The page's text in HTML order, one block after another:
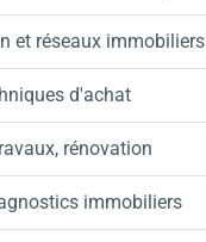
et réseaux immobiliers
d'achat
rénovation
immobiliers